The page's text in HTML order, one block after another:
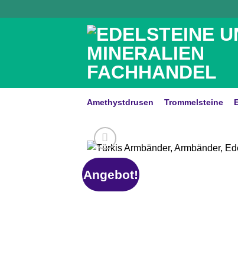
Amethystdrusen Trommelsteine
Angebot!